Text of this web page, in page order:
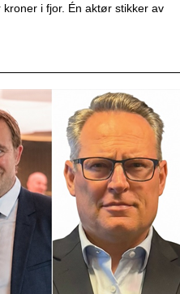
i fjor. Én aktør stikker av